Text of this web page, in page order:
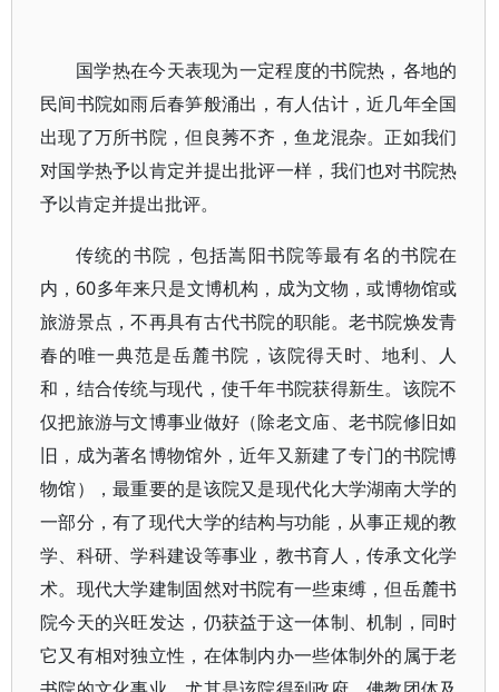
国学热在今天表现为一定程度的书院热，各地的
民间书院如雨后春笋般涌出，有人估计，近几年全国
出现了万所书院，但良莠不齐，鱼龙混杂。正如我们
对国学热予以肯定并提出批评一样，我们也对书院热
予以肯定并提出批评。
传统的书院，包括嵩阳书院等最有名的书院在
内，60多年来只是文博机构，成为文物，或博物馆或
旅游景点，不再具有古代书院的职能。老书院焕发青
春的唯一典范是岳麓书院，该院得天时、地利、人
和，结合传统与现代，使千年书院获得新生。该院不
仅把旅游与文博事业做好（除老文庙、老书院修旧如
旧，成为著名博物馆外，近年又新建了专门的书院博
物馆），最重要的是该院又是现代化大学湖南大学的
一部分，有了现代大学的结构与功能，从事正规的教
学、科研、学科建设等事业，教书育人，传承文化学
术。现代大学建制固然对书院有一些束缚，但岳麓书
院今天的兴旺发达，仍获益于这一体制、机制，同时
它又有相对独立性，在体制内办一些体制外的属于老